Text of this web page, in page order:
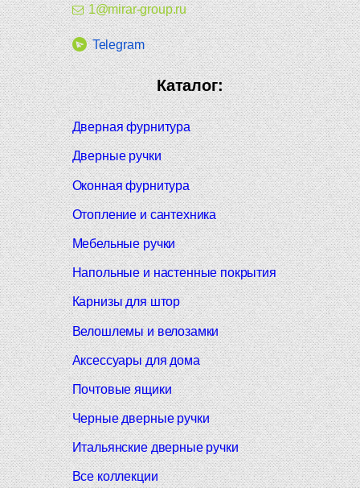
1@mirar-group.ru
Telegram
Каталог:
Дверная фурнитура
Дверные ручки
Оконная фурнитура
Отопление и сантехника
Мебельные ручки
Напольные и настенные покрытия
Карнизы для штор
Велошлемы и велозамки
Аксессуары для дома
Почтовые ящики
Черные дверные ручки
Итальянские дверные ручки
Все коллекции